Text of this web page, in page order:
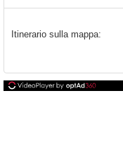
Itinerario sulla mappa: